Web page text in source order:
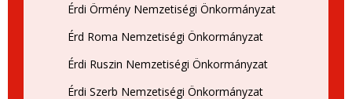
Érdi Örmény Nemzetiségi Önkormányzat
Érd Roma Nemzetiségi Önkormányzat
Érdi Ruszin Nemzetiségi Önkormányzat
Érdi Szerb Nemzetiségi Önkormányzat